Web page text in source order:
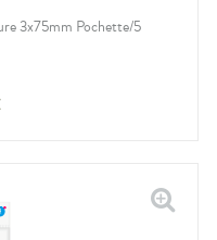
3x75mm Pochette/5